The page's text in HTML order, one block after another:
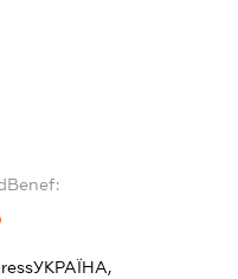
УКРАЇНА,